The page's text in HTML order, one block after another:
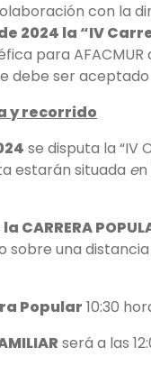
con la
2024 la “IV
para
debe ser
y recorrido
se disputa la “IV
estarán situada en
CARRERA
una
Popular 10:30
será a las